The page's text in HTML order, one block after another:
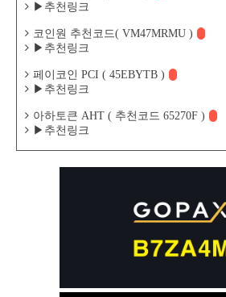
▶추천링크
코인원 추천코드( VM47MRMU )
▶추천링크
페이코인 PCI ( 45EBYTB )
▶추천링크
아하토큰 AHT ( 추천코드 65270F )
▶추천링크